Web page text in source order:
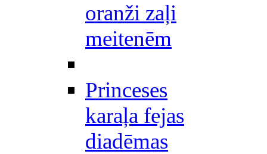
oranži zaļi
meitenēm
Princeses
karaļa fejas
diadēmas